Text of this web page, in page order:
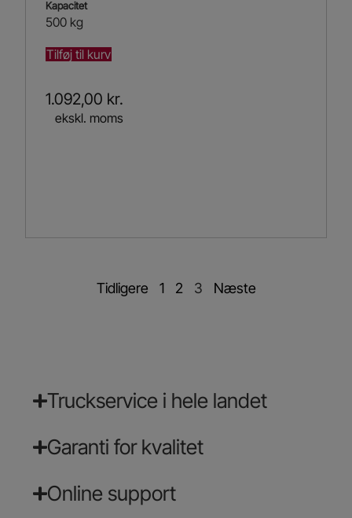
Kapacitet
500 kg
Tilføj til kurv
1.092,00 kr.
ekskl. moms
Tidligere 1 2 3 Næste
Truckservice i hele landet
Garanti for kvalitet
Online support